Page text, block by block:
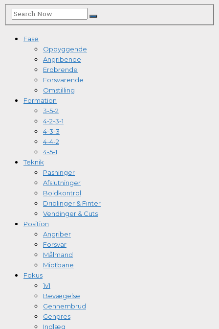
Fase
Opbyggende
Angribende
Erobrende
Forsvarende
Omstilling
Formation
3-5-2
4-2-3-1
4-3-3
4-4-2
4-5-1
Teknik
Pasninger
Afslutninger
Boldkontrol
Driblinger & Finter
Vendinger & Cuts
Position
Angriber
Forsvar
Målmand
Midtbane
Fokus
1v1
Bevægelse
Gennembrud
Genpres
Indlæg